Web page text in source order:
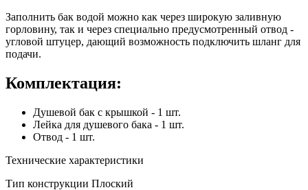
Заполнить бак водой можно как через широкую заливную
горловину, так и через специально предусмотренный отвод -
угловой штуцер, дающий возможность подключить шланг для
подачи.
Комплектация:
Душевой бак с крышкой - 1 шт.
Лейка для душевого бака - 1 шт.
Отвод - 1 шт.
Технические характеристики
Тип конструкции Плоский